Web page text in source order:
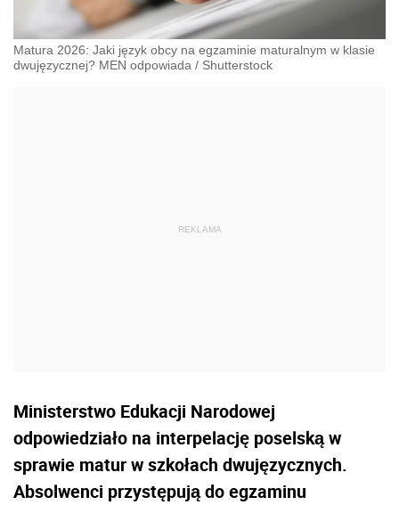
Matura 2026: Jaki język obcy na egzaminie maturalnym w klasie
dwujęzycznej? MEN odpowiada / Shutterstock
Ministerstwo Edukacji Narodowej
odpowiedziało na interpelację poselską w
sprawie matur w szkołach dwujęzycznych.
Absolwenci przystępują do egzaminu